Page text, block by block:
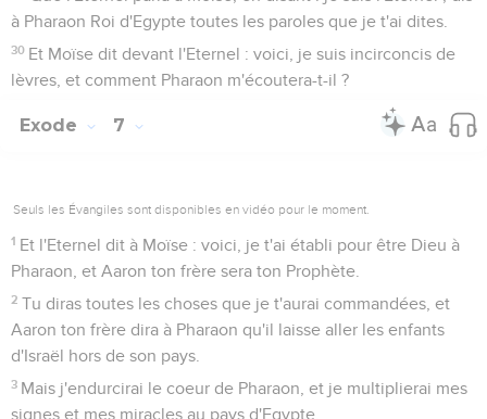
à Pharaon Roi d'Egypte toutes les paroles que je t'ai dites.
30 Et Moïse dit devant l'Eternel : voici, je suis incirconcis de
lèvres, et comment Pharaon m'écoutera-t-il ?
Exode 7
Seuls les Évangiles sont disponibles en vidéo pour le moment.
1 Et l'Eternel dit à Moïse : voici, je t'ai établi pour être Dieu à
Pharaon, et Aaron ton frère sera ton Prophète.
2 Tu diras toutes les choses que je t'aurai commandées, et
Aaron ton frère dira à Pharaon qu'il laisse aller les enfants
d'Israël hors de son pays.
3 Mais j'endurcirai le coeur de Pharaon, et je multiplierai mes
signes et mes miracles au pays d'Egypte.